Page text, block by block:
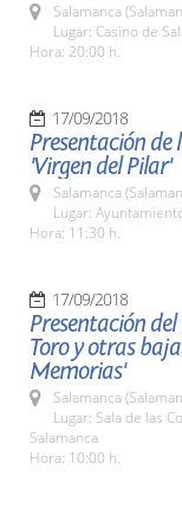
Salamanca
Lugar: Casino de
Hora: 20:00 h.
17/09/2018
Presentación
'Virgen del Pilar'
Salamanca
Lugar:
Hora: 11:30 h.
17/09/2018
Presentación
Toro y otras
Memorias'
Salamanca
Lugar: Sala de las
Salamanca
Hora: 10:00 h.